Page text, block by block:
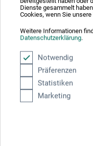
Dienste gesammelt
Cookies, wenn Sie
Weitere Informationen
Datenschutzerklärung.
Notwendig
Präferenzen
Statistiken
Marketing
Hier finden Sie die
Schneider